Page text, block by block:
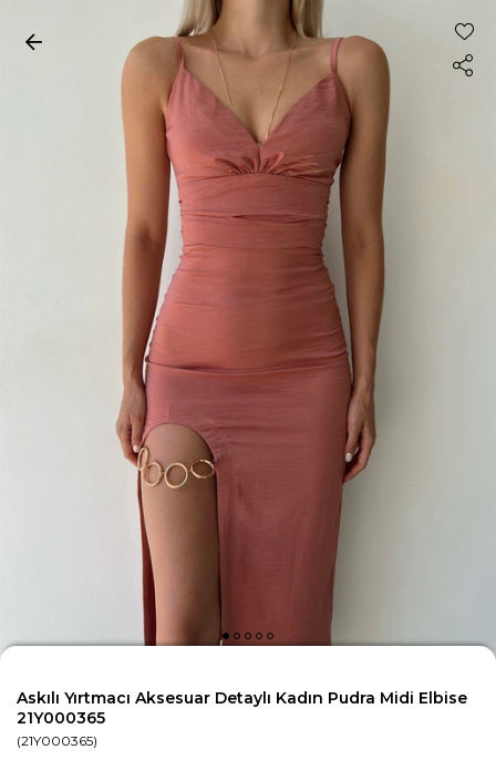
Askılı Yırtmacı Aksesuar Detaylı Kadın Pudra Midi Elbise
21Y000365
(21Y000365)